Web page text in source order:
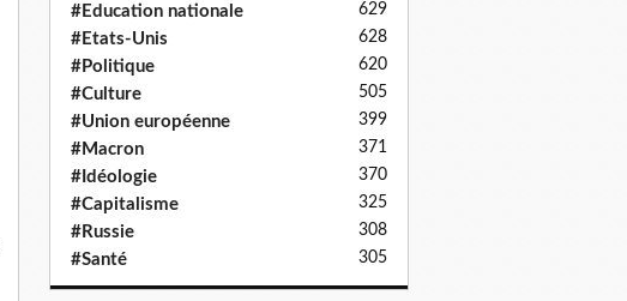
#Education nationale 629
#Etats-Unis 628
#Politique 620
#Culture 505
#Union européenne 399
#Macron 371
#Idéologie 370
#Capitalisme 325
#Russie 308
#Santé 305